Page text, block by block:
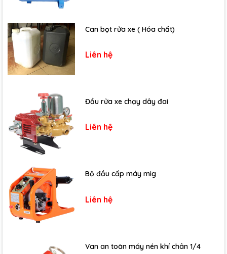
Can bọt rửa xe ( Hóa chất)
Liên hệ
Đầu rửa xe chạy dây đai
Liên hệ
Bộ đầu cấp máy mig
Liên hệ
Van an toàn máy nén khí chân 1/4